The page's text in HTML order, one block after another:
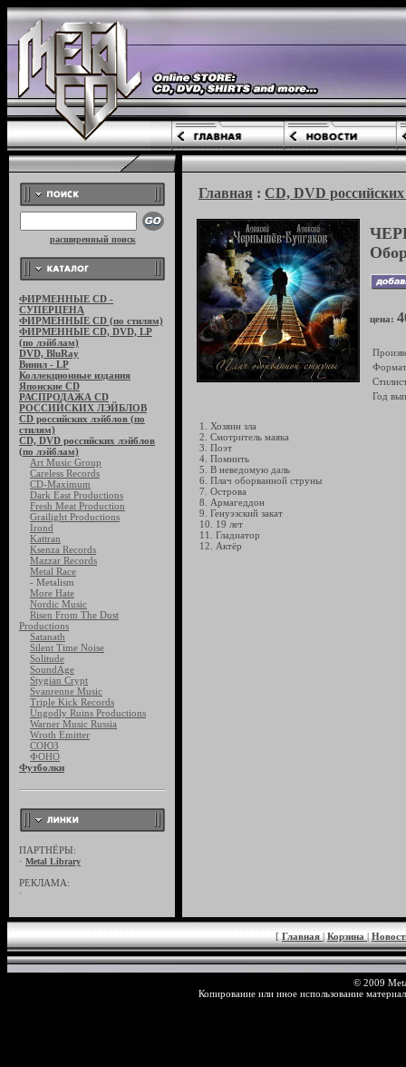
расширенный поиск
ФИРМЕННЫЕ CD -
СУПЕРЦЕНА
ФИРМЕННЫЕ CD (по стилям)
ФИРМЕННЫЕ CD, DVD, LP
(по лэйблам)
DVD, BluRay
Винил - LP
Коллекционные издания
Японские CD
РАСПРОДАЖА CD
РОССИЙСКИХ ЛЭЙБЛОВ
CD российских лэйблов (по
стилям)
CD, DVD российских лэйблов
(по лэйблам)
Art Music Group
Careless Records
CD-Maximum
Dark East Productions
Fresh Meat Production
Grailight Productions
Irond
Kattran
Ksenza Records
Mazzar Records
Metal Race
- Metalism
More Hate
Nordic Music
Risen From The Dust
Productions
Satanath
Silent Time Noise
Solitude
SoundAge
Stygian Crypt
Svanrenne Music
Triple Kick Records
Ungodly Ruins Productions
Warner Music Russia
Wroth Emitter
СОЮЗ
ФОНО
Футболки
ПАРТНЁРЫ:
· Metal Library
РЕКЛАМА:
·
Главная : CD, DVD
цена:
Год
1. Хозяин зла
2. Смотритель маяка
3. Поэт
4. Помнить
5. В неведомую даль
6. Плач оборванной струны
7. Острова
8. Армагеддон
9. Генуэзский закат
10. 19 лет
11. Гладиатор
12. Актёр
[ Главная | Корзина |
© 2009
Копирование или иное использование